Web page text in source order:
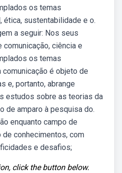
os temas
sustentabilidade e o.
a seguir: Nos seus
ciência e
os temas
é objeto de
e, portanto, abrange
estudos sobre as teorias da
de amparo à pesquisa do.
enquanto campo de
conhecimentos, com
e desafios;
click the button below.